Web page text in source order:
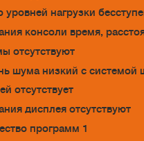
уровней нагрузки
консоли время,
отсутствуют
шума низкий с системой
отсутствует
дисплея отсутствуют
программ 1